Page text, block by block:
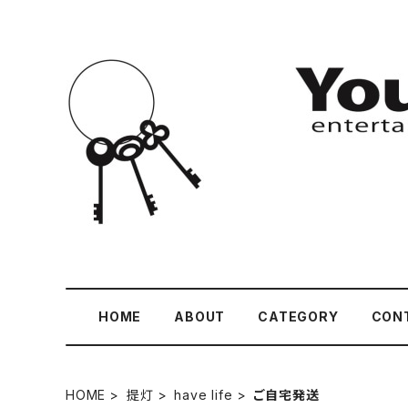
HOME ABOUT CATEGORY
HOME 提灯 have life ご自宅発送